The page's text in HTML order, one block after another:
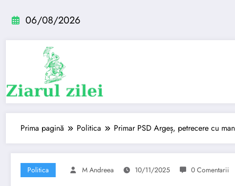
06/08/2026
Prima pagină Politica Primar PSD Argeș, petrecere cu
Politica M Andreea 10/11/2025 0 Comentarii